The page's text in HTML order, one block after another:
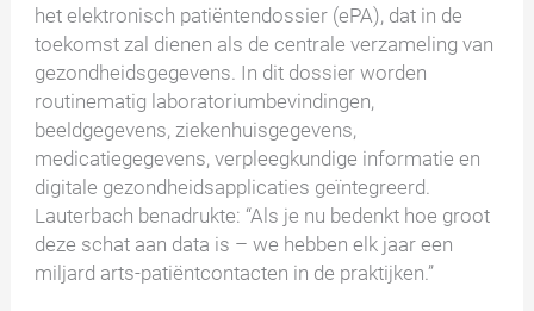
het elektronisch patiëntendossier (ePA), dat in de
toekomst zal dienen als de centrale verzameling van
gezondheidsgegevens. In dit dossier worden
routinematig laboratoriumbevindingen,
beeldgegevens, ziekenhuisgegevens,
medicatiegegevens, verpleegkundige informatie en
digitale gezondheidsapplicaties geïntegreerd.
Lauterbach benadrukte: “Als je nu bedenkt hoe groot
deze schat aan data is – we hebben elk jaar een
miljard arts-patiëntcontacten in de praktijken.”